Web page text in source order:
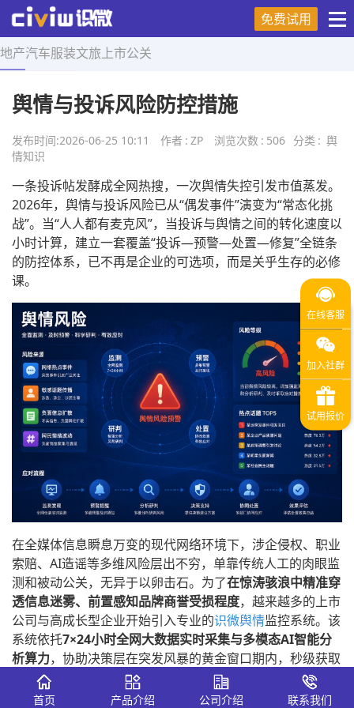
免费试用
地产汽车服装文旅 上市公关
首页 > 舆情知识 > 正文
舆情与投诉风险防控措施
发布时间:2026-06-25 10:11 作者 : ZP 浏览次数 : 506 分类 : 舆
情知识
一条投诉帖发酵成全网热搜，一次舆情失控引发市值蒸发。
2026年，舆情与投诉风险已从“偶发事件”演变为“常态化挑
战”。当“人人都有麦克风”，当投诉与舆情之间的转化速度以
小时计算，建立一套覆盖“投诉—预警—处置—修复”全链条
的防控体系，已不再是企业的可选项，而是关乎生存的必修
课。
在全媒体信息瞬息万变的现代网络环境下，涉企侵权、职业
索赔、AI造谣等多维风险层出不穷，单靠传统人工的肉眼监
测和被动公关，无异于以卵击石。为了在惊涛骇浪中精准穿
透信息迷雾、前置感知品牌商誉受损程度，越来越多的上市
公司与高成长型企业开始引入专业的识微舆情监控系统。该
系统依托7×24小时全网大数据实时采集与多模态AI智能分
析算力，协助决策层在突发风暴的黄金窗口期内，秒级获取
危机预警、全网流向追踪及定量情感研判，为企业构筑起常
态化的数智化风控防火墙。
首页 产品介绍 公司介绍 联系我们